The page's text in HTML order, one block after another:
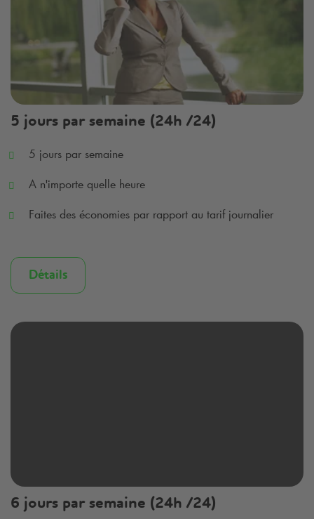
5 jours par semaine (24h /24)
5 jours par semaine
A n'importe quelle heure
Faites des économies par rapport au tarif journalier
Détails
6 jours par semaine (24h /24)